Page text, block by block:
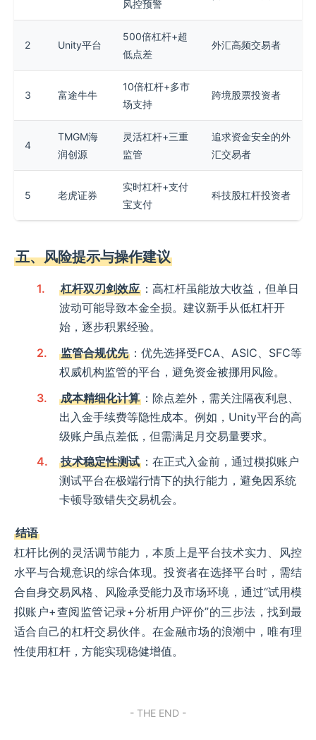
风控预警
2 Unity平台
500倍杠杆+超
低点差
外汇高频交易者
3 富途牛牛
10倍杠杆+多市
场支持
跨境股票投资者
4
TMGM海
润创源
灵活杠杆+三重
监管
追求资金安全的外
汇交易者
5 老虎证券
实时杠杆+支付
宝支付
科技股杠杆投资者
五、风险提示与操作建议
杠杆双刃剑效应 ：高杠杆虽能放大收益，但单日
波动可能导致本金全损。建议新手从低杠杆开
始，逐步积累经验。
监管合规优先 ：优先选择受FCA、ASIC、SFC等
权威机构监管的平台，避免资金被挪用风险。
成本精细化计算 ：除点差外，需关注隔夜利息、
出入金手续费等隐性成本。例如，Unity平台的高
级账户虽点差低，但需满足月交易量要求。
技术稳定性测试 ：在正式入金前，通过模拟账户
测试平台在极端行情下的执行能力，避免因系统
卡顿导致错失交易机会。
结语
杠杆比例的灵活调节能力，本质上是平台技术实力、风控
水平与合规意识的综合体现。投资者在选择平台时，需结
合自身交易风格、风险承受能力及市场环境，通过“试用模
拟账户+查阅监管记录+分析用户评价”的三步法，找到最
适合自己的杠杆交易伙伴。在金融市场的浪潮中，唯有理
性使用杠杆，方能实现稳健增值。
- THE END -